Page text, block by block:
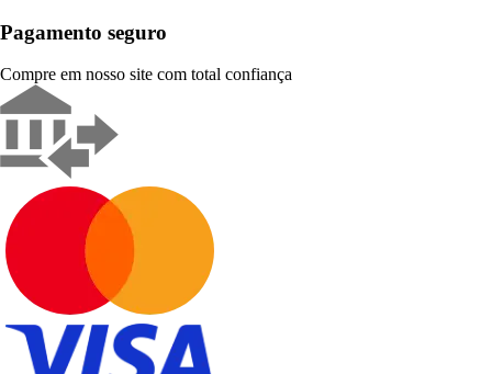
Pagamento seguro
Compre em nosso site com total confiança